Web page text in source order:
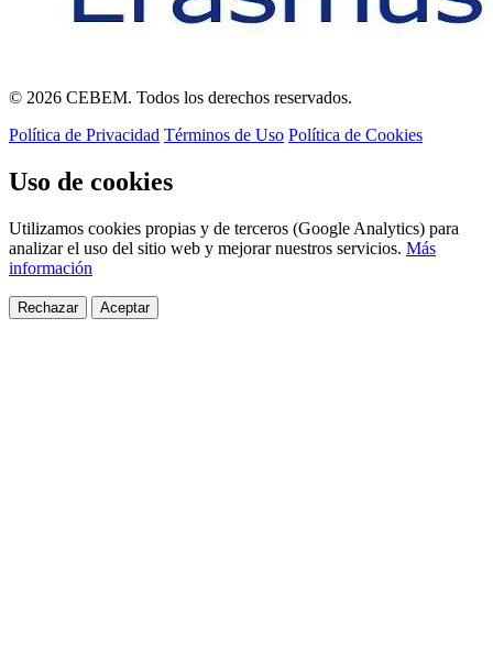
© 2026 CEBEM. Todos los derechos reservados.
Política de Privacidad Términos de Uso Política de Cookies
Uso de cookies
Utilizamos cookies propias y de terceros (Google Analytics) para
analizar el uso del sitio web y mejorar nuestros servicios. Más
información
Rechazar Aceptar